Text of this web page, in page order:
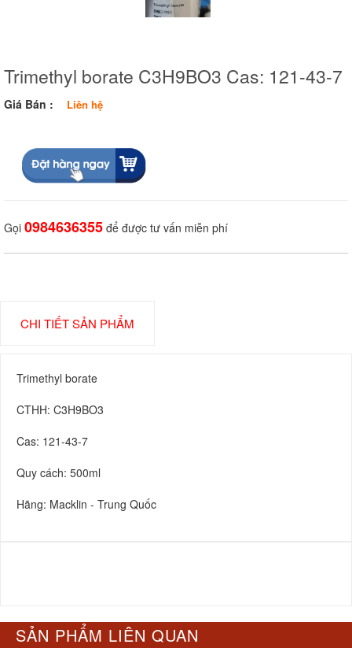
Trimethyl borate C3H9BO3 Cas: 121-43-7
Giá Bán : Liên hệ
Gọi 0984636355 để được tư vấn miễn phí
CHI TIẾT SẢN PHẨM
Trimethyl borate
CTHH: C3H9BO3
Cas: 121-43-7
Quy cách: 500ml
Hãng: Macklin - Trung Quốc
SẢN PHẨM LIÊN QUAN